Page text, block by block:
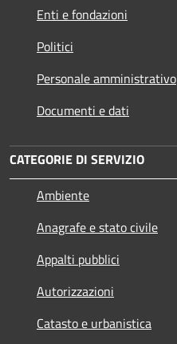
Enti e fondazioni
Politici
Personale amministrativo
Documenti e dati
CATEGORIE DI SERVIZIO
Ambiente
Anagrafe e stato civile
Appalti pubblici
Autorizzazioni
Catasto e urbanistica